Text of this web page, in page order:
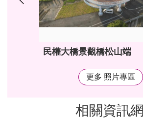
民權大橋景觀橋松山端
更多 照片專區
相關資訊網